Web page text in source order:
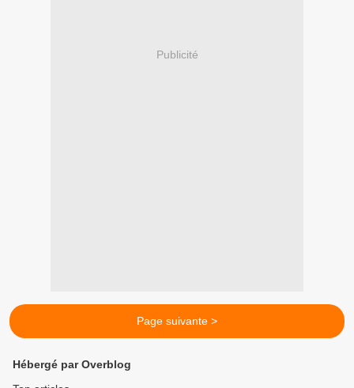
Publicité
Page suivante >
Hébergé par Overblog